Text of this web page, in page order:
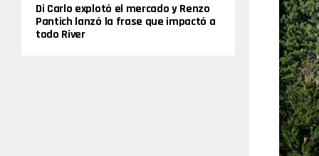
Di Carlo explotó el mercado y Renzo
Pantich lanzó la frase que impactó a
todo River